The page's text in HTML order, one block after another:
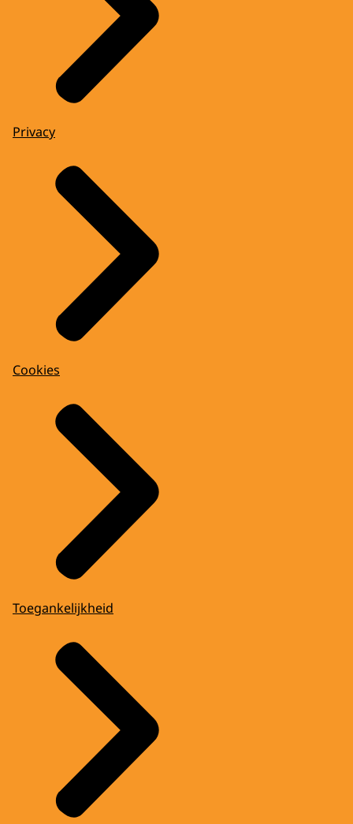
Privacy
Cookies
Toegankelijkheid